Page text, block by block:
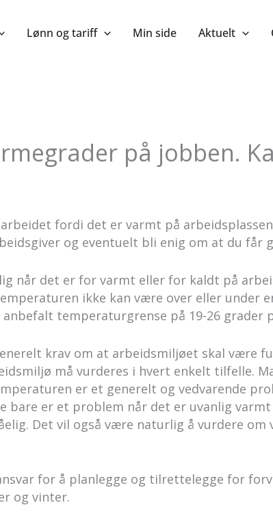
Lønn og tariff Min side Aktuelt
på jobben.
fordi det er varmt på
og eventuelt bli enig om at du får
når det er for varmt eller for kaldt på
ikke kan være over eller under
temperaturgrense på 19-26 grader
krav om at arbeidsmiljøet skal være
må vurderes i hvert enkelt tilfelle.
er et generelt og vedvarende
bare er et problem når det er uvanlig
Det vil også være naturlig å vurdere om
for å planlegge og tilrettelegge for
og vinter.